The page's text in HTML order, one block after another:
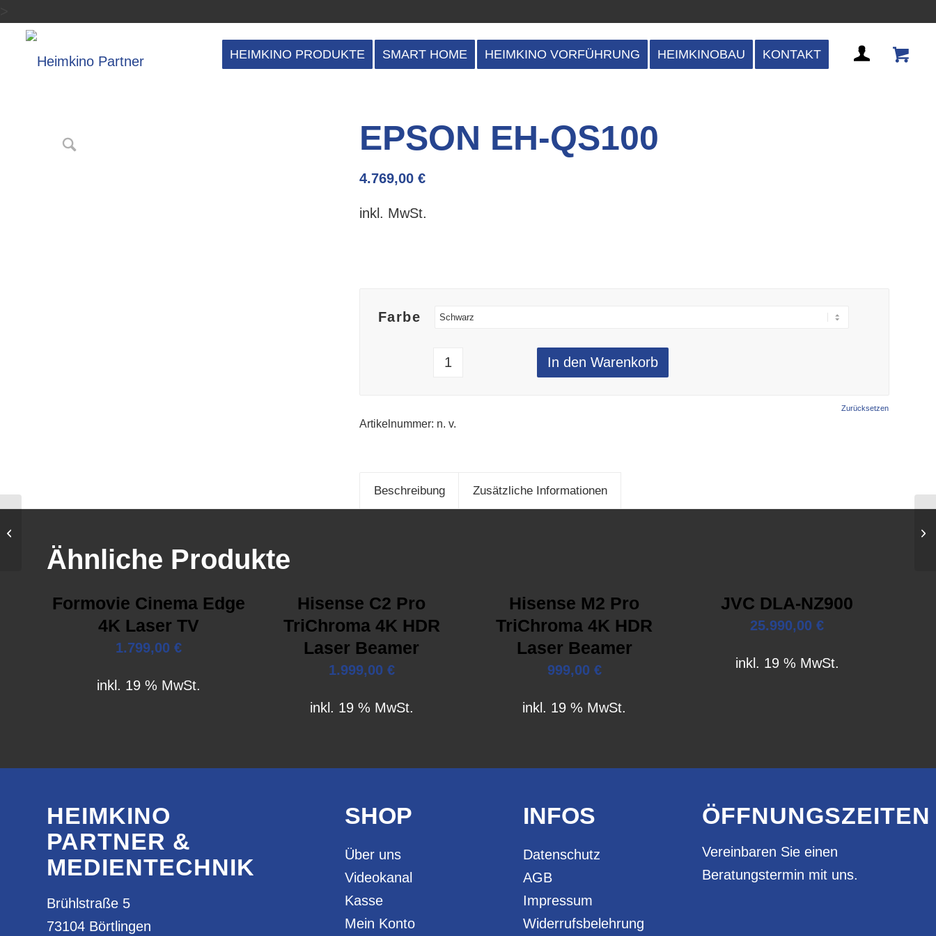
HEIMKINO PRODUKTE SMART HOME HEIMKINO VORFÜHRUNG HEIMKINOBAU KONTAKT
EPSON EH-QS100
4.769,00€
inkl. MwSt.
Farbe
Zurücksetzen
In den Warenkorb
Artikelnummer: n. v.
Beschreibung Zusätzliche Informationen
Ähnliche Produkte
Formovie Cinema Edge
4K Laser TV
1.799,00€
inkl. 19 % MwSt.
Hisense C2 Pro
TriChroma 4K HDR
Laser Beamer
1.999,00 €
inkl. 19 % MwSt.
Hisense M2 Pro
TriChroma 4K HDR
Laser Beamer
999,00 €
inkl. 19 % MwSt.
JVC DLA-NZ900
25.990,00€
inkl. 19 % MwSt.
HEIMKINO
PARTNER &
MEDIENTECHNIK
Brühlstraße 5
73104 Börtlingen
SHOP
Über uns
Videokanal
Kasse
Mein Konto
INFOS
Datenschutz
AGB
Impressum
Widerrufsbelehrung
ÖFFNUNGSZEITEN
Vereinbaren Sie einen
Beratungstermin mit uns.